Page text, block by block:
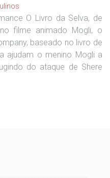
O Livro da Selva, de
filme animado Mogli, o
baseado no livro de
ajudam o menino Mogli a
do ataque de Shere